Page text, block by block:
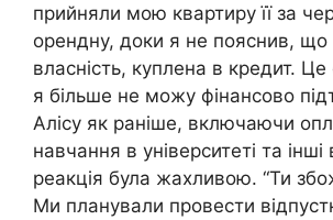
прийняли мою квартиру її за
орендну, доки я не пояснив,
власність, куплена в кредит.
я більше не можу фінансово
Алісу як раніше, включаючи
навчання в університеті та інші
реакція була жахливою. “Ти
Ми планували провести